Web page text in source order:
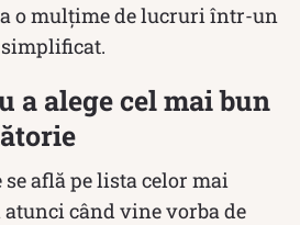
o mulțime de lucruri într-un
a alege cel mai bun
află pe lista celor mai
când vine vorba de